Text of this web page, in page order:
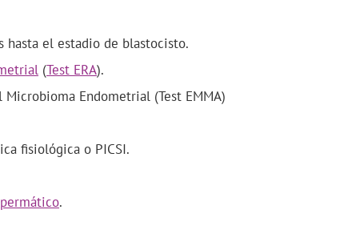
hasta el estadio de blastocisto.
(Test ERA).
Endometrial (Test EMMA)
fisiológica o PICSI.
.